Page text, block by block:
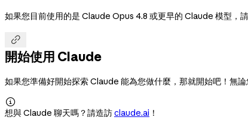
如果您目前使用的是 Claude Opus 4.8 或更早的 Claude 模型，

開始使用 Claude
如果您準備好開始探索 Claude 能為您做什麼，那就開始吧！無

想與 Claude 聊天嗎？請造訪claude.ai ！